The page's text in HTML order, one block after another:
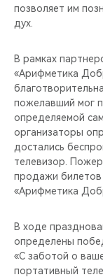
позволяет им
дух.
В рамках
«Арифметика
пожелавший мог
определяемой
организаторы
достались
телевизор.
продажи
«Арифметика
В ходе
определены
«С заботой о
портативный